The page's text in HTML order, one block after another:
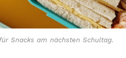
Snacks am nächsten Schultag.